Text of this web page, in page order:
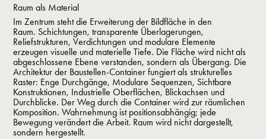
Raum als Material
Im Zentrum steht die Erweiterung der Bildfläche in den
Raum. Schichtungen, transparente Überlagerungen,
Reliefstrukturen, Verdichtungen und modulare Elemente
erzeugen visuelle und materielle Tiefe. Die Fläche wird nicht als
abgeschlossene Ebene verstanden, sondern als Übergang. Die
Architektur der Baustellen-Container fungiert als strukturelles
Raster: Enge Durchgänge, Modulare Sequenzen, Sichtbare
Konstruktionen, Industrielle Oberflächen, Blickachsen und
Durchblicke. Der Weg durch die Container wird zur räumlichen
Komposition. Wahrnehmung ist positionsabhängig; jede
Bewegung verändert die Arbeit. Raum wird nicht dargestellt,
sondern hergestellt.